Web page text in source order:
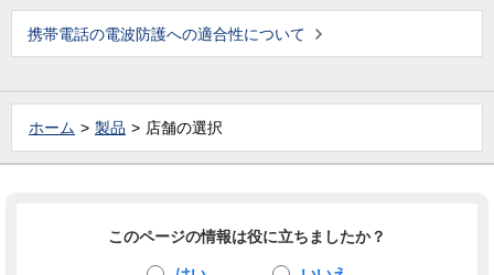
携帯電話の電波防護への適合性について
ホーム 製品 店舗の選択
このページの情報は役に立ちましたか？